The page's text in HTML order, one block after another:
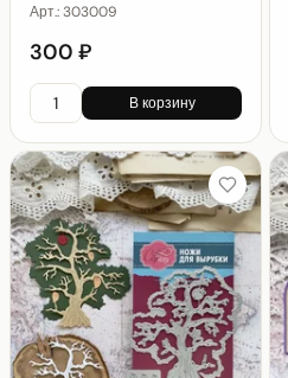
Арт.:303009
300 ₽
В корзину